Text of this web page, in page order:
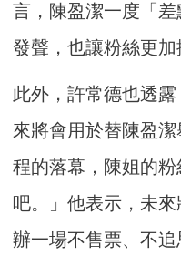
言，陳盈潔一度「差
發聲，也讓粉絲更加
此外，許常德也透
來將會用於替陳盈
程的落幕，陳姐的
吧。」他表示，未
辦一場不售票、不